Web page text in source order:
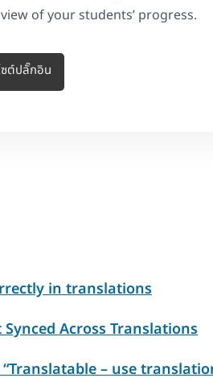
of your students’ progress.
ซต์ปลั๊กอิน
in translations
Across Translations
“Translatable – use